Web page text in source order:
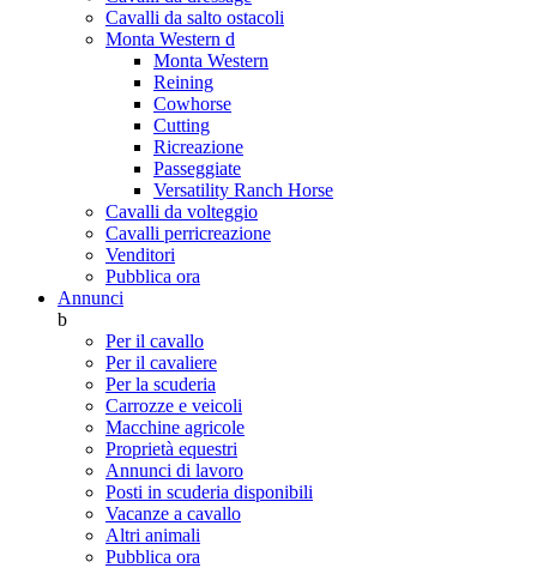
Cavalli da salto ostacoli
Monta Western d
Monta Western
Reining
Cowhorse
Cutting
Ricreazione
Passeggiate
Versatility Ranch Horse
Cavalli da volteggio
Cavalli perricreazione
Venditori
Pubblica ora
Annunci
b
Per il cavallo
Per il cavaliere
Per la scuderia
Carrozze e veicoli
Macchine agricole
Proprietà equestri
Annunci di lavoro
Posti in scuderia disponibili
Vacanze a cavallo
Altri animali
Pubblica ora